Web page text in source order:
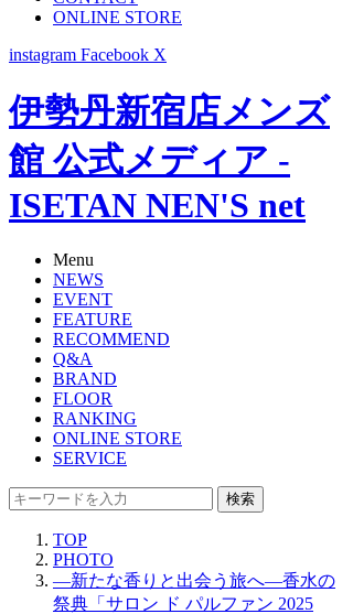
ONLINE STORE
instagram Facebook X
伊勢丹新宿店メンズ
館 公式メディア -
ISETAN NEN'S net
Menu
NEWS
EVENT
FEATURE
RECOMMEND
Q&A
BRAND
FLOOR
RANKING
ONLINE STORE
SERVICE
検索
TOP
PHOTO
―新たな香りと出会う旅へ―香水の
祭典「サロン ド パルファン 2025